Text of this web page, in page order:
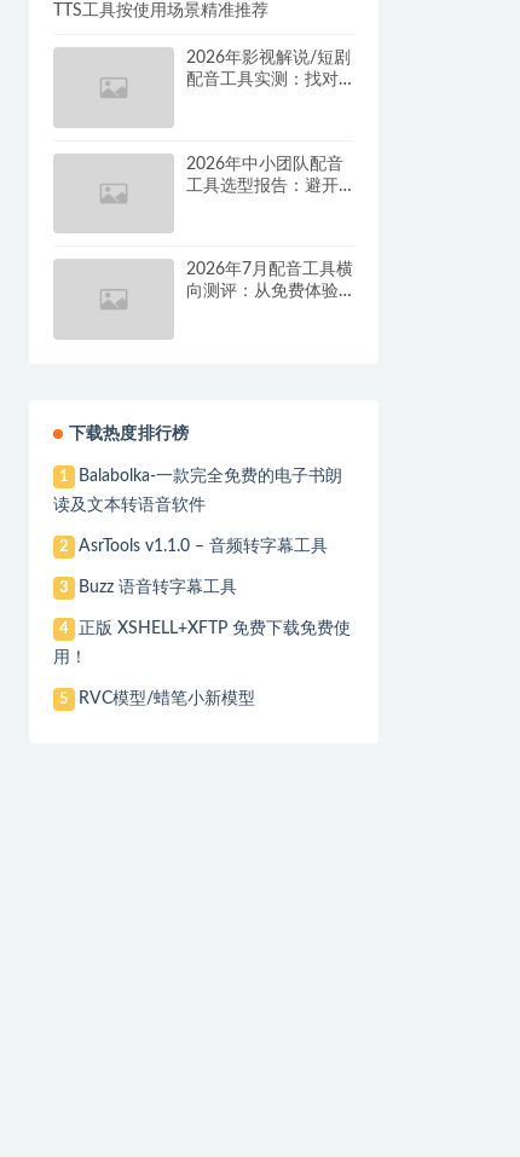
TTS工具按使用场景精准推荐
2026年影视解说/短剧
配音工具实测：找对
2026年中小团队配音
工具选型报告：避开
2026年7月配音工具横
向测评：从免费体验
下载热度排行榜
1
Balabolka-一款完全免费的电子书朗
读及文本转语音软件
2 AsrTools v1.1.0 – 音频转字幕工具
3 Buzz 语音转字幕工具
4
正版 XSHELL+XFTP 免费下载免费使
用！
5 RVC模型/蜡笔小新模型